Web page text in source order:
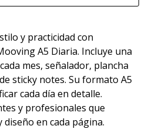
y practicidad con
A5 Diaria. Incluye una
mes, señalador, plancha
sticky notes. Su formato A5
cada día en detalle.
y profesionales que
en cada página.